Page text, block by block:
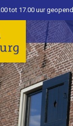
tot 17.00 uur geopend